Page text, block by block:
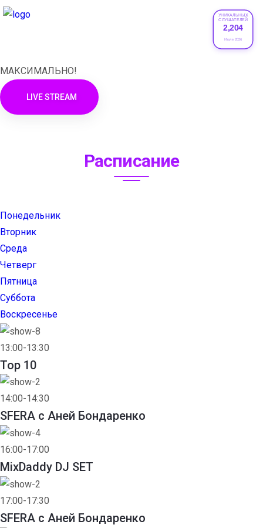
УНИКАЛЬНЫХ
СЛУШАТЕЛЕЙ
2,204
Июле 2026
МАКСИМАЛЬНО!
LIVE STREAM
Расписание
Понедельник
Вторник
Среда
Четверг
Пятница
Суббота
Воскресенье
13:00-13:30
Top 10
14:00-14:30
SFERA с Аней Бондаренко
16:00-17:00
MixDaddy DJ SET
17:00-17:30
SFERA с Аней Бондаренко